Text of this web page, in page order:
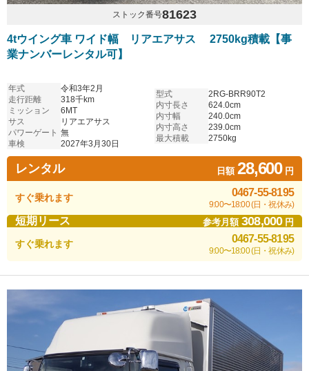
ストック番号81623
4tウイング車 ワイド幅 リアエアサス 2750kg積載【事
業ナンバーレンタル可】
年式
令和3年2月
走行距離
318千km
ミッション
6MT
サス
リアエアサス
パワーゲート 無
車検
2027年3月30日
型式
2RG-BRR90T2
内寸長さ
624.0cm
内寸幅
240.0cm
内寸高さ
239.0cm
最大積載
2750kg
レンタル 日額28,600円
すぐ乗れます 0467-55-8195
9:00〜18:00 (日・祝休み)
短期リース 参考月額308,000円
すぐ乗れます 0467-55-8195
9:00〜18:00 (日・祝休み)